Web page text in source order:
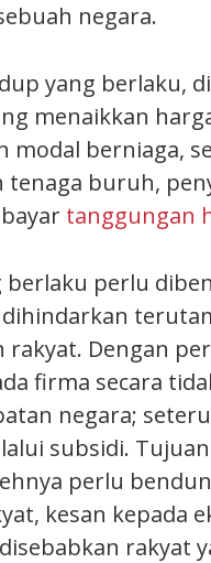
negara.
yang berlaku,
menaikkan
modal berniaga,
tenaga buruh,
tanggungan
berlaku perlu
Dengan
firma secara
negara;
subsidi.
perlu
kesan kepada
rakyat